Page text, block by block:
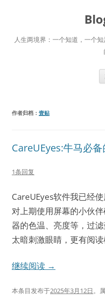
人生两境界：一个知道，一个
作者归档： 壹贴
CareUEyes:牛马必
1条回复
CareUEyes软件我已经
对上期使用屏幕的小伙
器的色温、亮度等，过
太暗刺激眼睛，更有阅
继续阅读 →
本条目发布于2025年3月12日。